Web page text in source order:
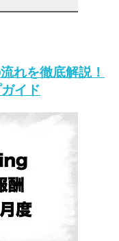
れを徹底解説！
イド